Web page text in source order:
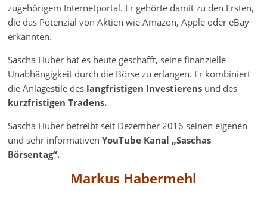
zugehörigem Internetportal. Er gehörte damit zu den Ersten,
die das Potenzial von Aktien wie Amazon, Apple oder eBay
erkannten.
Sascha Huber hat es heute geschafft, seine finanzielle
Unabhängigkeit durch die Börse zu erlangen. Er kombiniert
die Anlagestile des langfristigen Investierens und des
kurzfristigen Tradens.
Sascha Huber betreibt seit Dezember 2016 seinen eigenen
und sehr informativenYouTube Kanal „Saschas
Börsentag“.
Markus Habermehl